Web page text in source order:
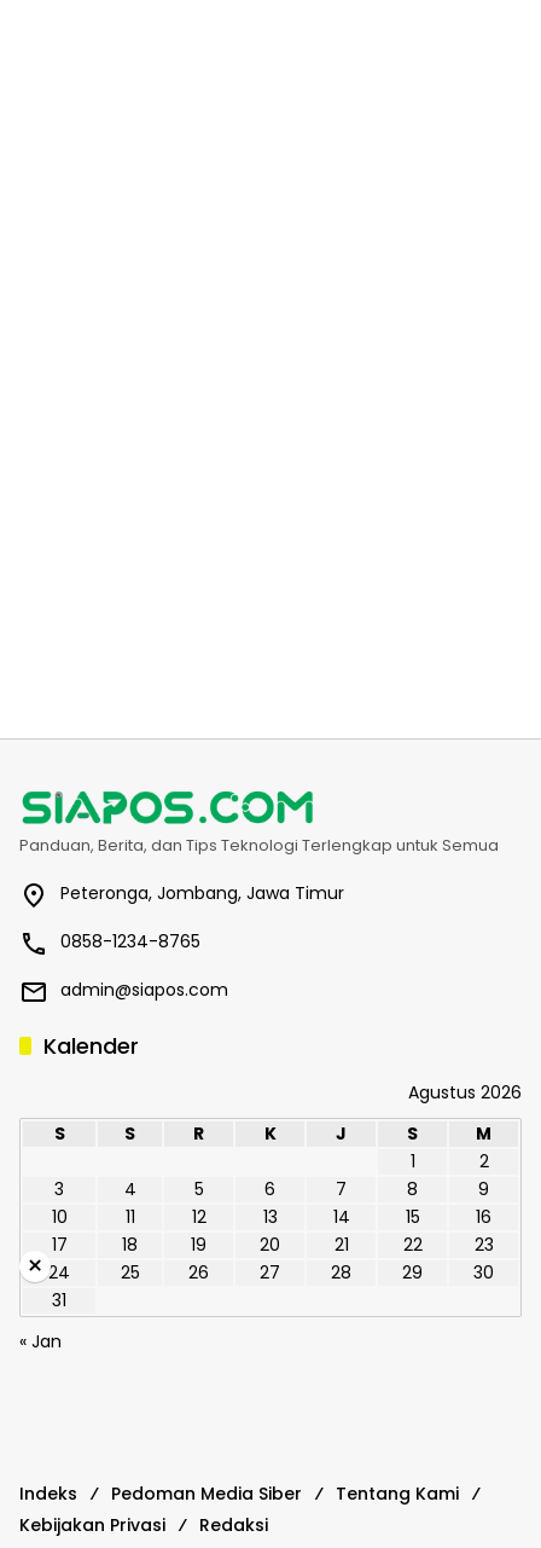
Panduan, Berita, dan Tips Teknologi Terlengkap untuk Semua
Peteronga, Jombang, Jawa Timur
0858-1234-8765
admin@siapos.com
Kalender
Agustus 2026
S
S R K J S
M
1
2
3
4 5 6 7 8
9
10
11 12 13 14 15
16
17
18 19 20 21 22
23
24
25 26 27 28 29
30
31
« Jan
Indeks Pedoman Media Siber
Tentang Kami
Kebijakan Privasi
Redaksi
×